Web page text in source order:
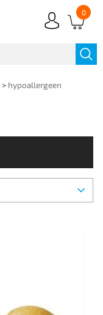
0
> hypoallergeen